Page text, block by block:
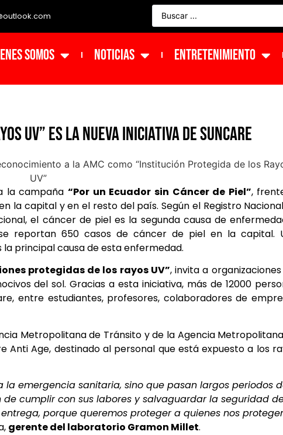
Somos NOTICIAS ENTRETENIMIENTO
UV” es la nueva iniciativa de Suncare
la campaña “Por un Ecuador sin Cáncer de Piel”,
la capital y en el resto del país. Según el Registro
el cáncer de piel es la segunda causa de
reportan 650 casos de cáncer de piel en la capital.
principal causa de esta enfermedad.
protegidas de los rayos UV”, invita a
del sol. Gracias a esta iniciativa, más de 12000
entre estudiantes, profesores, colaboradores de
Metropolitana de Tránsito y de la Agencia
Anti Age, destinado al personal que está expuesto a los
la emergencia sanitaria, sino que pasan largos periodos
de cumplir con sus labores y salvaguardar la seguridad
porque queremos proteger a quienes nos
gerente del laboratorio Gramon Millet.